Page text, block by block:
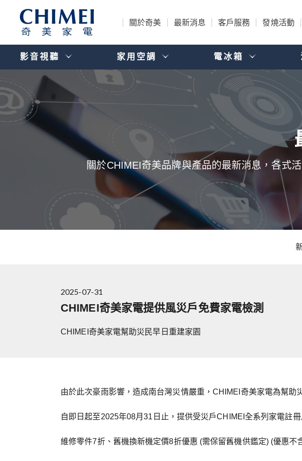
關於奇美 最新消息 客戶服務 發燒活動
影音視聽 家用空調 電冰箱
關於CHIMEI奇美品牌與產品的最新消息，各式
2025-07-31
CHIMEI奇美家電提供風災戶免費家電檢測
CHIMEI奇美家電幫助災民早日重建家園
由於此次豪雨影響，造成南台灣災情嚴重，CHIMEI奇美家電為幫助
自即日起至2025年08月31日止，提供受災戶CHIMEI全系列家電註冊
維修零件7折、舊機換新機定價8折優惠 (需保留舊機供鑑定) (優惠不